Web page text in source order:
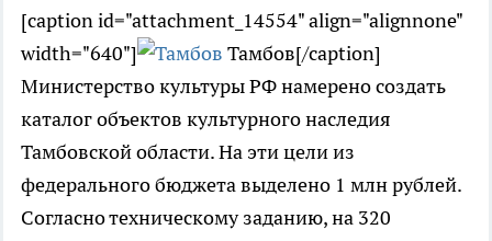
[caption id="attachment_14554" align="alignnone"
width="640"]
Тамбов[/caption]
Министерство культуры РФ намерено создать
каталог объектов культурного наследия
Тамбовской области. На эти цели из
федерального бюджета выделено 1 млн рублей.
Согласно техническому заданию, на 320